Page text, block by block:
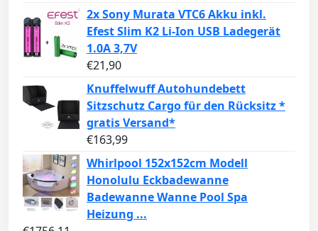
2x Sony Murata VTC6 Akku inkl.
Efest Slim K2 Li-Ion USB Ladegerät
1.0A 3,7V
€21,90
Knuffelwuff Autohundebett
Sitzschutz Cargo für den Rücksitz *
gratis Versand*
€163,99
Whirlpool 152x152cm Modell
Honolulu Eckbadewanne
Badewanne Wanne Pool Spa
Heizung ...